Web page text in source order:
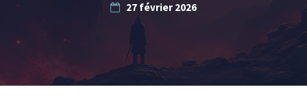
27 février 2026